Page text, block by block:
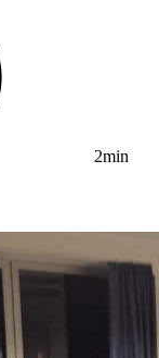
2min